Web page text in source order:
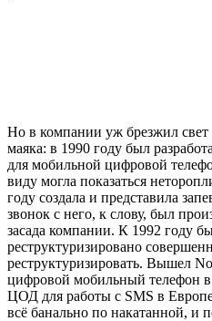
Но в компании уж брезжил свет
маяка: в 1990 году был
для мобильной цифровой
виду могла показаться
году создала и представила
звонок с него, к слову, был
засада компании. К 1992 году
реструктуризировано
реструктуризировать. Вышел
цифровой мобильный телефон
ЦОД для работы с SMS в
всё банально по накатанной, и